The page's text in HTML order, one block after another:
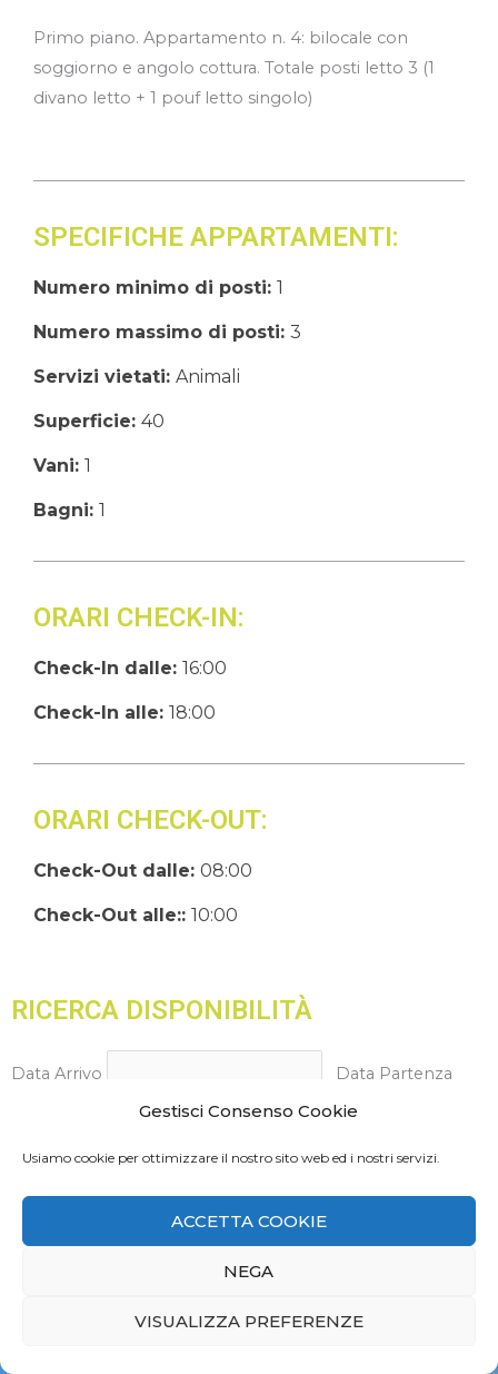
Gestisci Consenso Cookie
Usiamo cookie per ottimizzare il nostro sito web ed i nostri servizi.
ACCETTA COOKIE
NEGA
VISUALIZZA PREFERENZE
Primo piano. Appartamento n. 4: bilocale con
soggiorno e angolo cottura. Totale posti letto 3 (1
divano letto + 1 pouf letto singolo)
SPECIFICHE APPARTAMENTI:
Numero minimo di posti: 1
Numero massimo di posti: 3
Servizi vietati: Animali
Superficie: 40
Vani: 1
Bagni: 1
ORARI CHECK-IN:
Check-In dalle: 16:00
Check-In alle: 18:00
ORARI CHECK-OUT:
Check-Out dalle: 08:00
Check-Out alle:: 10:00
RICERCA DISPONIBILITÀ
Data Arrivo Data Partenza
Numero Persone
INVIA
NEWSLETTERContattaci!